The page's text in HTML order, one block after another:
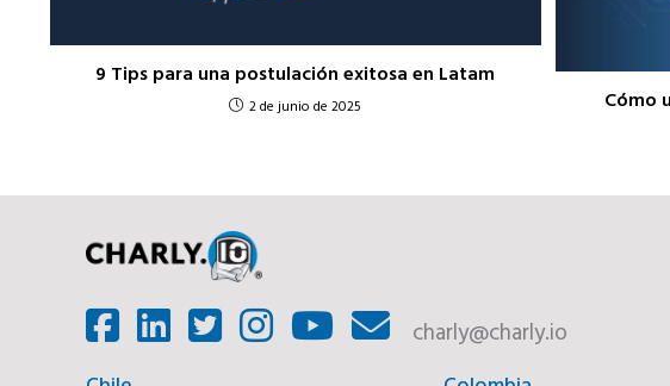
9 Tips para una postulación exitosa en Latam
2 de junio de 2025
Cómo
charly@charly.io